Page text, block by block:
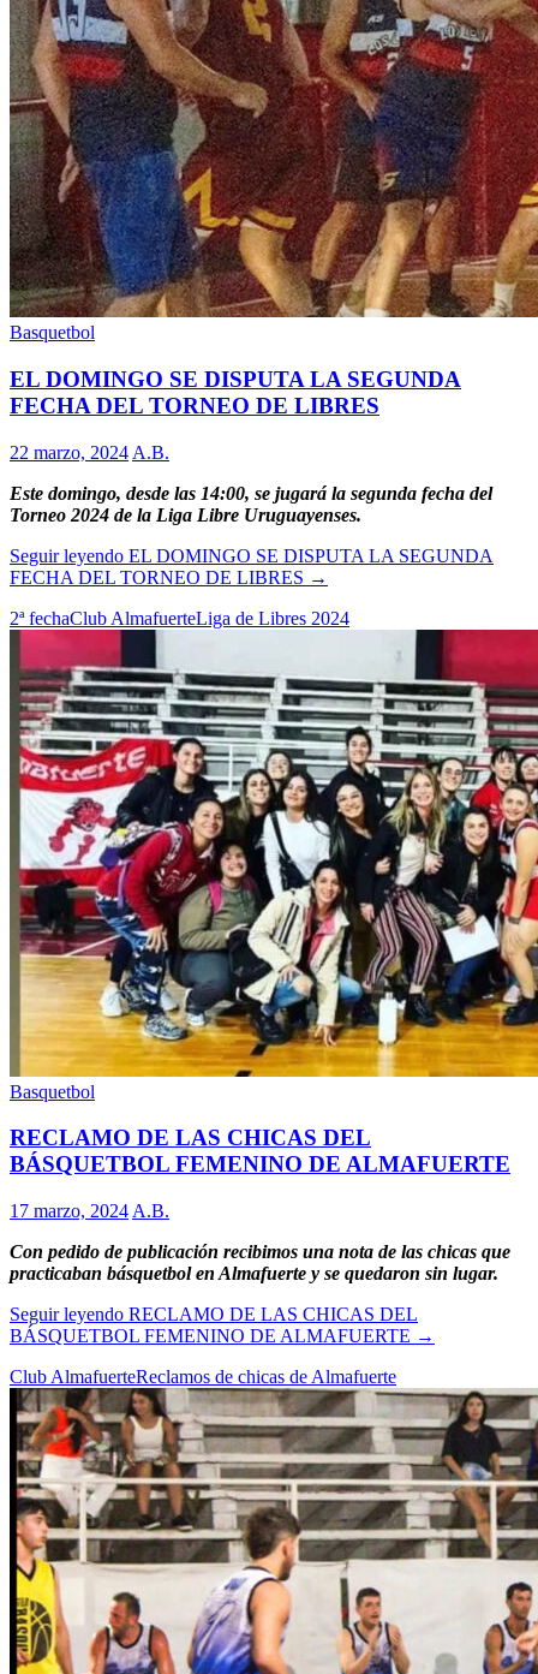
Basquetbol
EL DOMINGO SE DISPUTA LA SEGUNDA
FECHA DEL TORNEO DE LIBRES
22 marzo, 2024 A.B.
Este domingo, desde las 14:00, se jugará la segunda fecha del
Torneo 2024 de la Liga Libre Uruguayenses.
Seguir leyendo EL DOMINGO SE DISPUTA LA SEGUNDA
FECHA DEL TORNEO DE LIBRES →
2ª fechaClub AlmafuerteLiga de Libres 2024
Basquetbol
RECLAMO DE LAS CHICAS DEL
BÁSQUETBOL FEMENINO DE ALMAFUERTE
17 marzo, 2024 A.B.
Con pedido de publicación recibimos una nota de las chicas que
practicaban básquetbol en Almafuerte y se quedaron sin lugar.
Seguir leyendo RECLAMO DE LAS CHICAS DEL
BÁSQUETBOL FEMENINO DE ALMAFUERTE →
Club AlmafuerteReclamos de chicas de Almafuerte